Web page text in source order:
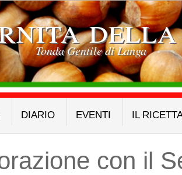
Tonda Gentile di Langa
DIARIO EVENTI IL
con il